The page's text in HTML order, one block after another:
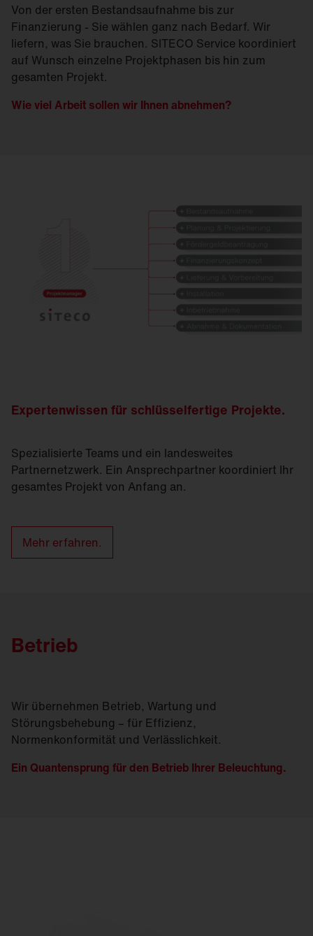
Von der ersten Bestandsaufnahme bis zur
Finanzierung - Sie wählen ganz nach Bedarf. Wir
liefern, was Sie brauchen. SITECO Service koordiniert
auf Wunsch einzelne Projektphasen bis hin zum
gesamten Projekt.
Wie viel Arbeit sollen wir Ihnen abnehmen?
Expertenwissen für schlüsselfertige Projekte.
Spezialisierte Teams und ein landesweites
Partnernetzwerk. Ein Ansprechpartner koordiniert Ihr
gesamtes Projekt von Anfang an.
Mehr erfahren.
Betrieb
Wir übernehmen Betrieb, Wartung und
Störungsbehebung – für Effizienz,
Normenkonformität und Verlässlichkeit.
Ein Quantensprung für den Betrieb Ihrer Beleuchtung.